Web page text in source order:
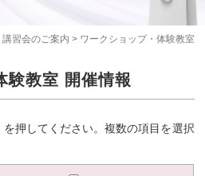
講習会のご案内 > ワークショップ・体験教室
験教室 開催情報
押してください。複数の項目を選択